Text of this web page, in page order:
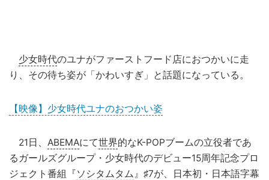
少女時代のユナがファーストフード店におつかいに走
り、その待ち姿が「かわいすぎ」と話題になっている。
【映像】少女時代ユナのおつかい姿
21日、 ABEMAにて世界的なK-POPブームの立役者であ
るガールズグループ・少女時代のデビュー15周年記念プロ
ジェクト番組『ソシタムタム』♯7が、日本初・日本語字幕